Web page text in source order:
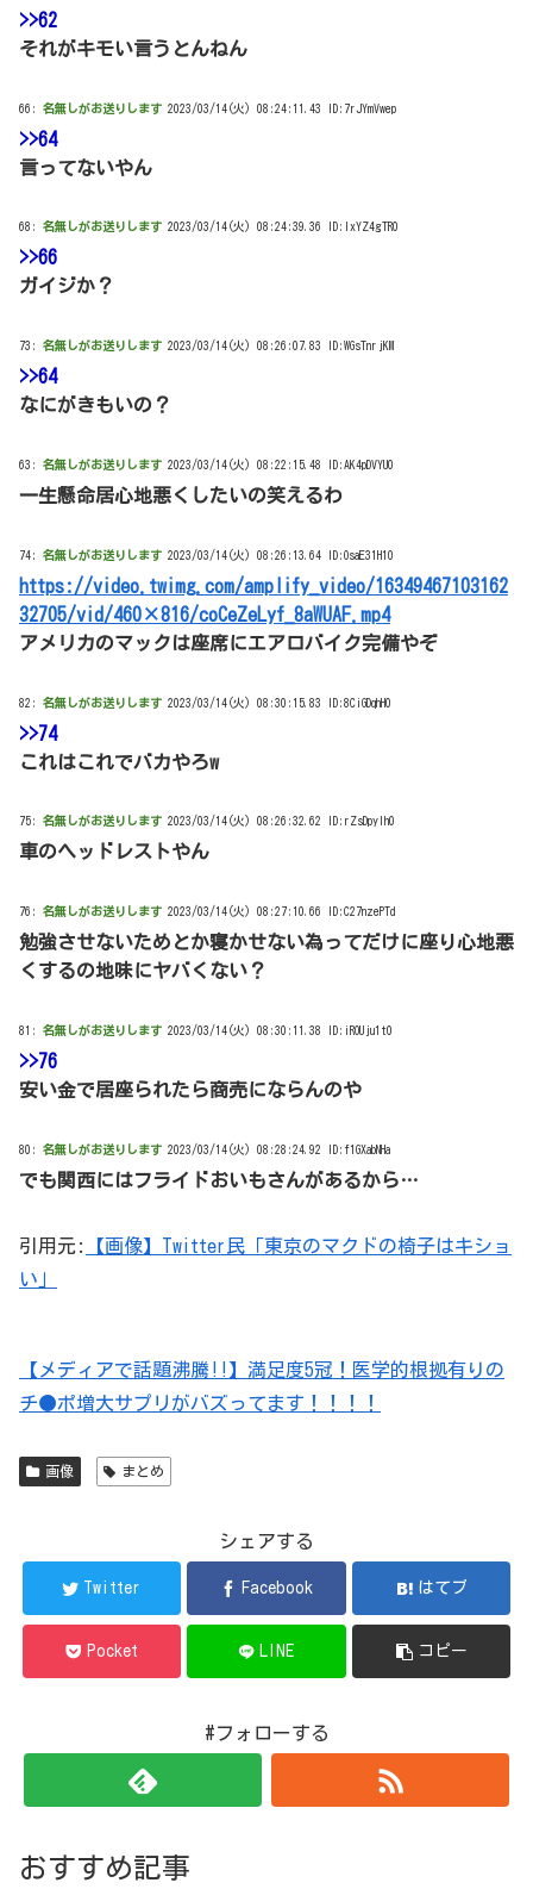
>>62
それがキモい言うとんねん
66: 名無しがお送りします 2023/03/14(火) 08:24:11.43 ID:7rJYmVwep
>>64
言ってないやん
68: 名無しがお送りします 2023/03/14(火) 08:24:39.36 ID:IxYZ4gTR0
>>66
ガイジか？
73: 名無しがお送りします 2023/03/14(火) 08:26:07.83 ID:WGsTnrjKM
>>64
なにがきもいの？
63: 名無しがお送りします 2023/03/14(火) 08:22:15.48 ID:AK4pDVYU0
一生懸命居心地悪くしたいの笑えるわ
74: 名無しがお送りします 2023/03/14(火) 08:26:13.64 ID:OsaE31H10
https://video.twimg.com/amplify_video/16349467103162
32705/vid/460×816/coCeZeLyf_8aWUAF.mp4
アメリカのマックは座席にエアロバイク完備やぞ
82: 名無しがお送りします 2023/03/14(火) 08:30:15.83 ID:8CiGDqhH0
>>74
これはこれでバカやろw
75: 名無しがお送りします 2023/03/14(火) 08:26:32.62 ID:rZsDpylh0
車のヘッドレストやん
76: 名無しがお送りします 2023/03/14(火) 08:27:10.66 ID:C27nzePTd
勉強させないためとか寝かせない為ってだけに座り心地悪
くするの地味にヤバくない？
81: 名無しがお送りします 2023/03/14(火) 08:30:11.38 ID:iROUju1t0
>>76
安い金で居座られたら商売にならんのや
80: 名無しがお送りします 2023/03/14(火) 08:28:24.92 ID:f1GXabNHa
でも関西にはフライドおいもさんがあるから…
引用元:
【画像】Twitter民「東京のマクドの椅子はキショ
い」
【メディアで話題沸騰!!】満足度5冠！医学的根拠有りの
チ●ポ増大サプリがバズってます！！！！
画像 まとめ
シェアする
Twitter Facebook はてブ
Pocket LINE コピー
#フォローする
おすすめ記事